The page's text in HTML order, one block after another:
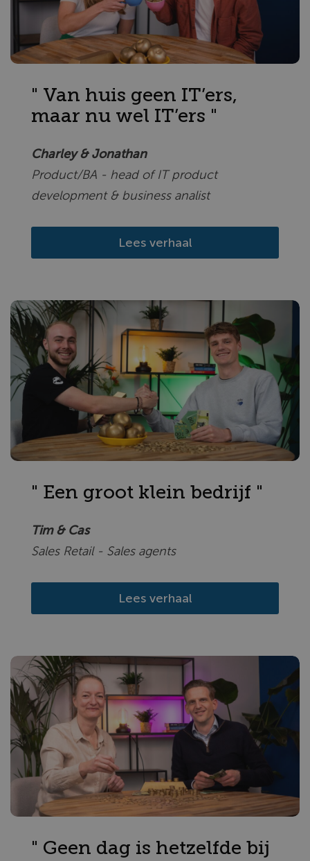
" Van huis geen IT’ers,
maar nu wel IT’ers "
Charley & Jonathan
Product/BA - head of IT product
development & business analist
Lees verhaal
" Een groot klein bedrijf "
Tim & Cas
Sales Retail - Sales agents
Lees verhaal
" Geen dag is hetzelfde bij